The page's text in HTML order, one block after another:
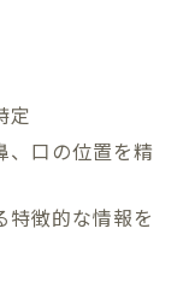
定
、口の位置を精
特徴的な情報を